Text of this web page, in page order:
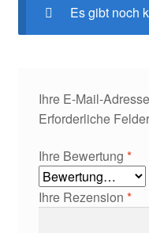
Es gibt noch
Ihre E-Mail-
Erforderliche
Ihre Bewertung *
Ihre Rezension *